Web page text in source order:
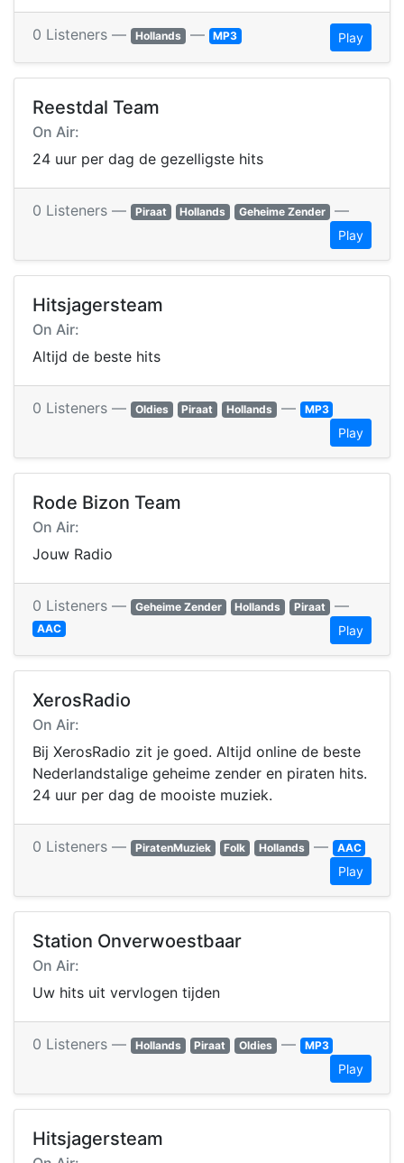
0 Listeners — Hollands — MP3 Play
Reestdal Team
On Air:
24 uur per dag de gezelligste hits
0 Listeners — Piraat Hollands Geheime Zender —
Play
Hitsjagersteam
On Air:
Altijd de beste hits
0 Listeners — Oldies Piraat Hollands — MP3
Play
Rode Bizon Team
On Air:
Jouw Radio
0 Listeners — Geheime Zender Hollands Piraat —
AAC Play
XerosRadio
On Air:
Bij XerosRadio zit je goed. Altijd online de beste
Nederlandstalige geheime zender en piraten hits.
24 uur per dag de mooiste muziek.
0 Listeners — PiratenMuziek Folk Hollands — AAC
Play
Station Onverwoestbaar
On Air:
Uw hits uit vervlogen tijden
0 Listeners — Hollands Piraat Oldies — MP3
Play
Hitsjagersteam